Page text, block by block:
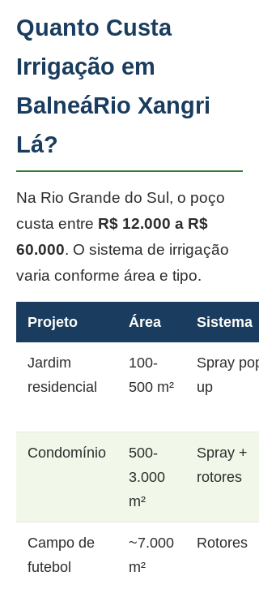
Quanto Custa
Irrigação em
BalneáRio Xangri
Lá?
Na Rio Grande do Sul, o poço
custa entre R$ 12.000 a R$
60.000. O sistema de irrigação
varia conforme área e tipo.
Projeto Área Sistema
Jardim
residencial
100-
500 m²
Spray pop-
up
Condomínio
500-
3.000
m²
Spray +
rotores
Campo de
futebol
~7.000
m²
Rotores